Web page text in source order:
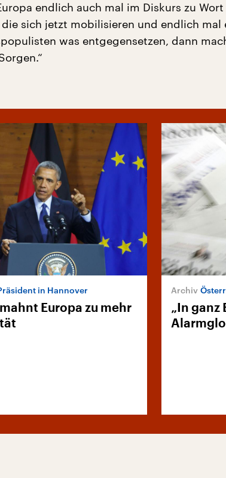
endlich auch mal im Diskurs zu
die sich jetzt mobilisieren und endlich mal
was entgegensetzen, dann
in Hannover
Europa zu mehr
„In ganz